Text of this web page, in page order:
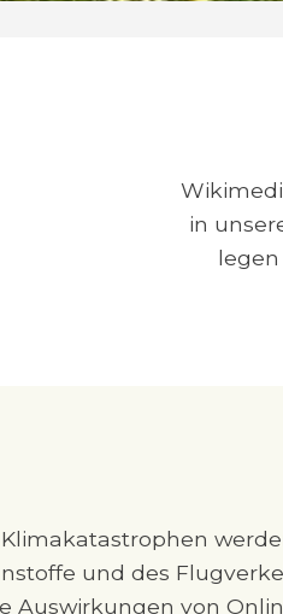
in
Klimakatastrophen
und des
Auswirkungen von